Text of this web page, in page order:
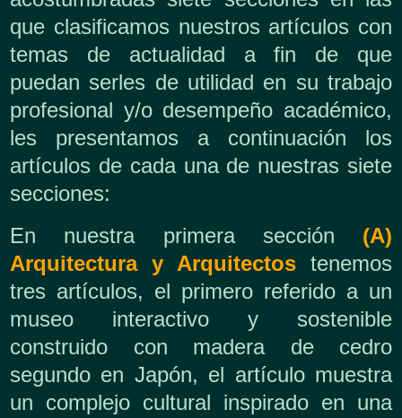
que clasificamos nuestros artículos con
temas de actualidad a fin de que
puedan serles de utilidad en su trabajo
profesional y/o desempeño académico,
les presentamos a continuación los
artículos de cada una de nuestras siete
secciones:
En nuestra primera sección (A)
Arquitectura y Arquitectos tenemos
tres artículos, el primero referido a un
museo interactivo y sostenible
construido con madera de cedro
segundo en Japón, el artículo muestra
un complejo cultural inspirado en una